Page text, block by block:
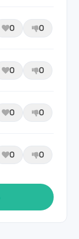
0 0
0 0
0 0
0 0